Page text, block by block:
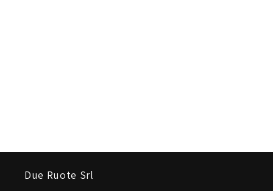
Due Ruote Srl